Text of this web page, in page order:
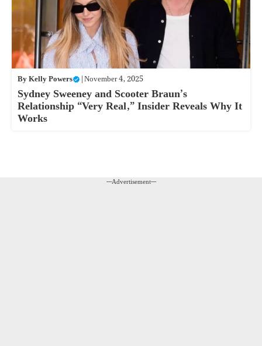
ByKelly Powers |November 4, 2025
Sydney Sweeney and Scooter Braun’s
Relationship “Very Real,” Insider Reveals Why It
Works
---Advertisement---